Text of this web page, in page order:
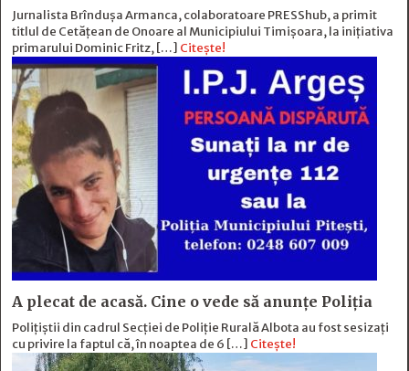
Jurnalista Brîndușa Armanca, colaboratoare PRESShub, a primit
titlul de Cetățean de Onoare al Municipiului Timișoara, la inițiativa
primarului Dominic Fritz, […] Citește!
A plecat de acasă. Cine o vede să anunțe Poliția
Polițiștii din cadrul Secției de Poliție Rurală Albota au fost sesizați
cu privire la faptul că, în noaptea de 6 […] Citește!